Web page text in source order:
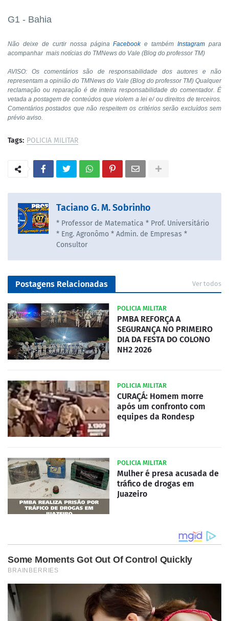
G1 - Bahia
Não deixe de curtir nossa páginaFacebooke tambémInstagram para
acompanhar mais notícias do TMNews do Vale (Blog do professor TM)
AVISO: Os comentários são de responsabilidade dos autores e não
representam a opinião do TMNews do Vale (Blog do professor TM) Qualquer
reclamação ou reparação é de inteira responsabilidade do comentador. É
vetada a postagem de conteúdos que violem a lei e/ ou direitos de terceiros.
Comentários postados que não respeitem os critérios serão excluídos sem
prévio aviso.
Tags: POLICIA MILITAR
Taciano G. M. Sobrinho
* Professor de Matematica * Prof. Universitário
* Eng. Agronômo * Admin. de Empresas *
Consultor
Postagens Relacionadas Ver todos
POLICIA MILITAR
PMBA REFORÇA A
SEGURANÇA NO PRIMEIRO
DIA DA FESTA DO COLONO
NH2 2026
POLICIA MILITAR
CURAÇÁ: Homem morre
após um confronto com
equipes da Rondesp
POLICIA MILITAR
Mulher é presa acusada de
tráfico de drogas em
Juazeiro